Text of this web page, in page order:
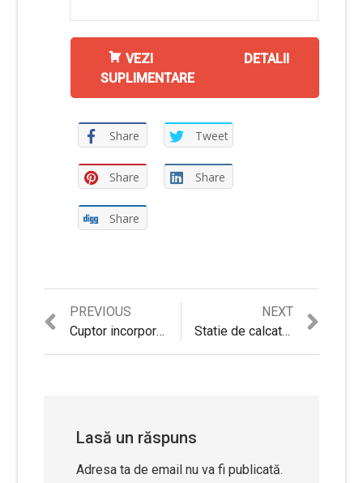
VEZI DETALII
SUPLIMENTARE
Share Tweet
Share Share
Share
Navigare
PREVIOUS
Previous
post:
Cuptor incorporabil Whirlpool AKZM 8480 WH – Review complet si Pareri de la clienti
NEXT
post:
Statie de calcat Philips PerfectCare Pure GC7635/30 – Review complet
Lasă un răspuns
Adresa ta de email nu va fi publicată.